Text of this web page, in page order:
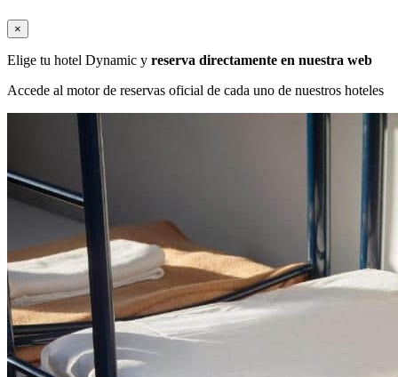
×
Elige tu hotel Dynamic y reserva directamente en nuestra web
Accede al motor de reservas oficial de cada uno de nuestros hoteles